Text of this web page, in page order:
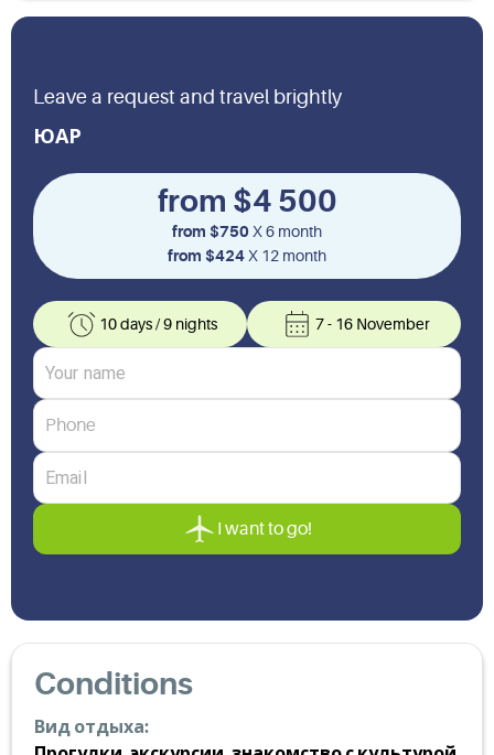
Leave a request and travel brightly
ЮАР
from $4 500
from $750 X 6 month
from $424 X 12 month
10 days/9 nights 7 - 16 November
I want to go!
Conditions
Вид отдыха: